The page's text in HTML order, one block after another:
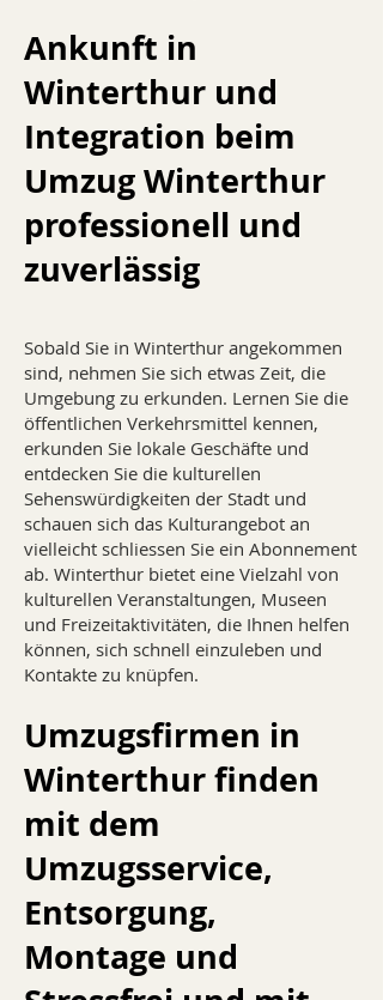
Ankunft in
Winterthur und
Integration beim
Umzug Winterthur
professionell und
zuverlässig
Sobald Sie in Winterthur angekommen
sind, nehmen Sie sich etwas Zeit, die
Umgebung zu erkunden. Lernen Sie die
öffentlichen Verkehrsmittel kennen,
erkunden Sie lokale Geschäfte und
entdecken Sie die kulturellen
Sehenswürdigkeiten der Stadt und
schauen sich das Kulturangebot an
vielleicht schliessen Sie ein Abonnement
ab. Winterthur bietet eine Vielzahl von
kulturellen Veranstaltungen, Museen
und Freizeitaktivitäten, die Ihnen helfen
können, sich schnell einzuleben und
Kontakte zu knüpfen.
Umzugsfirmen in
Winterthur finden
mit dem
Umzugsservice,
Entsorgung,
Montage und